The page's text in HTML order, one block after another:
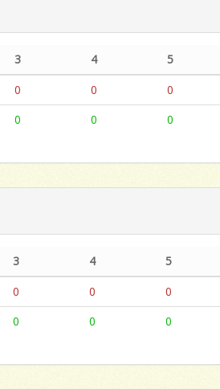
3 4 5
0 0 0
0 0 0
3 4 5
0 0 0
0 0 0